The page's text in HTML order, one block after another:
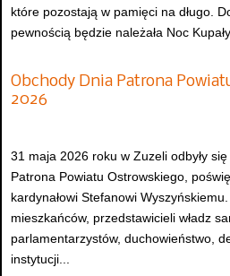
które pozostają w pamięci na długo.
pewnością będzie należała Noc
Obchody Dnia Patrona
2026
31 maja 2026 roku w Zuzeli odbyły
Patrona Powiatu Ostrowskiego,
kardynałowi Stefanowi
mieszkańców, przedstawicieli władz
parlamentarzystów, duchowieństwo,
instytucji...